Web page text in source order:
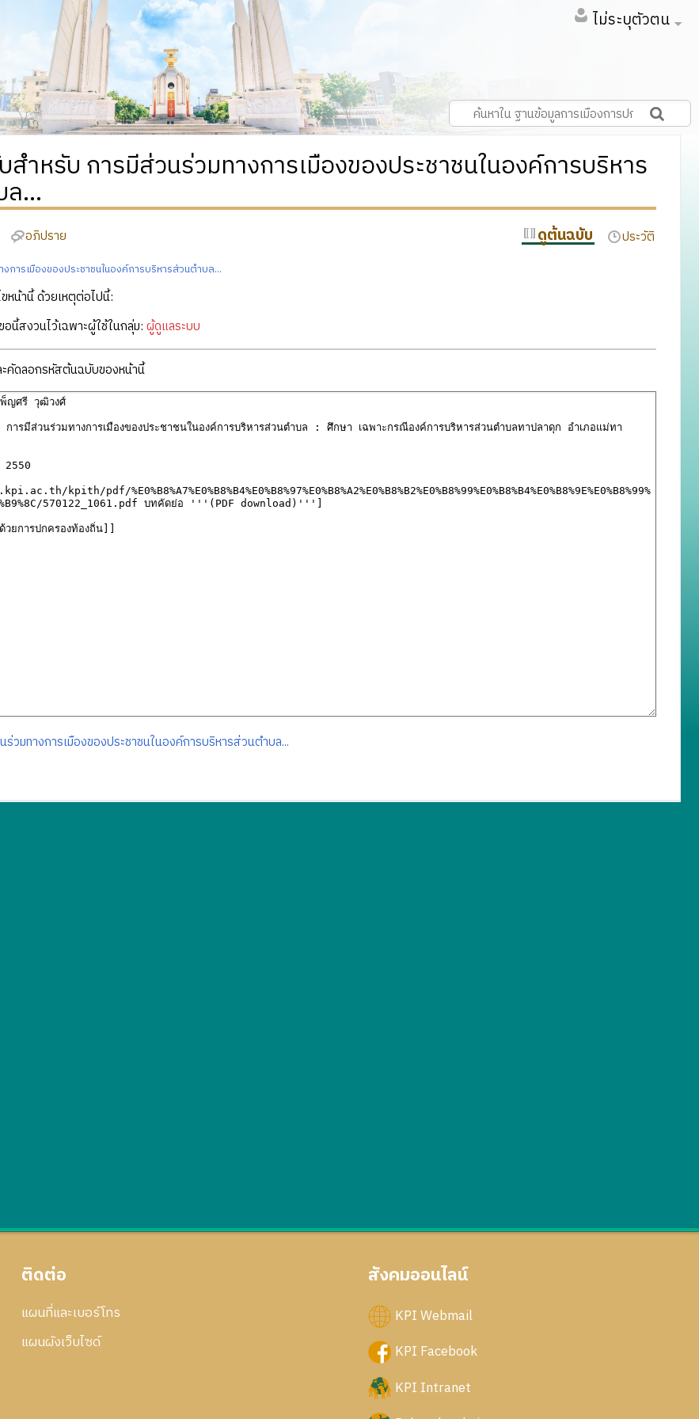
ไม่ระบุตัวตน
ำหรับ การมีส่วนร่วมทางการเมืองของประชาชนในองค์การบริหาร
...
อภิปราย ดูต้นฉบับ ประวัติ
การเมืองของประชาชนในองค์การบริหารส่วนตำบล...
หน้านี้ ด้วยเหตุต่อไปนี้:
นี้สงวนไว้เฉพาะผู้ใช้ในกลุ่ม: ผู้ดูแลระบบ
คัดลอกรหัสต้นฉบับของหน้านี้
ร่วมทางการเมืองของประชาชนในองค์การบริหารส่วนตำบล...
ติดต่อ
แผนที่และเบอร์โทร
แผนผังเว็บไซด์
สังคมออนไลน์
KPI Webmail
KPI Facebook
KPI Intranet